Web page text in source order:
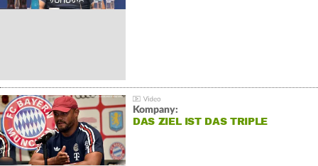
Kompany:
DAS ZIEL IST DAS TRIPLE